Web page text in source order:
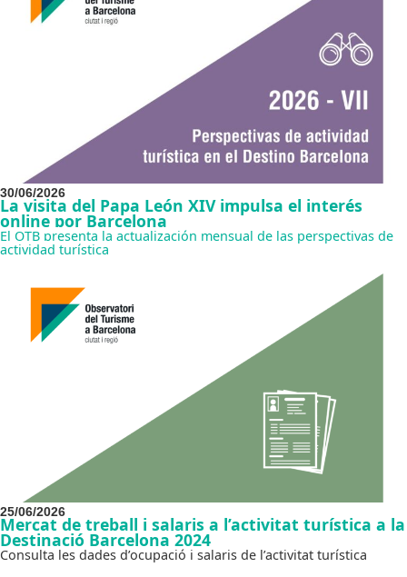
30/06/2026
La visita del Papa León XIV impulsa el interés
online por Barcelona
El OTB presenta la actualización mensual de las perspectivas de
actividad turística
25/06/2026
Mercat de treball i salaris a l’activitat turística a la
Destinació Barcelona 2024
Consulta les dades d’ocupació i salaris de l’activitat turística